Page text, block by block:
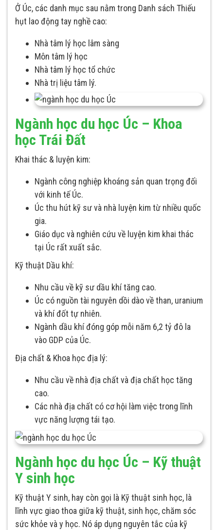
Ở Úc, các danh mục sau nằm trong Danh sách Thiếu
hụt lao động tay nghề cao:
Nhà tâm lý học lâm sàng
Môn tâm lý học
Nhà tâm lý học tổ chức
Nhà trị liệu tâm lý.
Ngành học du học Úc – Khoa
học Trái Đất
Khai thác & luyện kim:
Ngành công nghiệp khoáng sản quan trọng đối
với kinh tế Úc.
Úc thu hút kỹ sư và nhà luyện kim từ nhiều quốc
gia.
Giáo dục và nghiên cứu về luyện kim khai thác
tại Úc rất xuất sắc.
Kỹ thuật Dầu khí:
Nhu cầu về kỹ sư dầu khí tăng cao.
Úc có nguồn tài nguyên dồi dào về than, uranium
và khí đốt tự nhiên.
Ngành dầu khí đóng góp mỗi năm 6,2 tỷ đô la
vào GDP của Úc.
Địa chất & Khoa học địa lý:
Nhu cầu về nhà địa chất và địa chất học tăng
cao.
Các nhà địa chất có cơ hội làm việc trong lĩnh
vực năng lượng tái tạo.
Ngành học du học Úc – Kỹ thuật
Y sinh học
Kỹ thuật Y sinh, hay còn gọi là Kỹ thuật sinh học, là
lĩnh vực giao thoa giữa kỹ thuật, sinh học, chăm sóc
sức khỏe và y học. Nó áp dụng nguyên tắc của kỹ